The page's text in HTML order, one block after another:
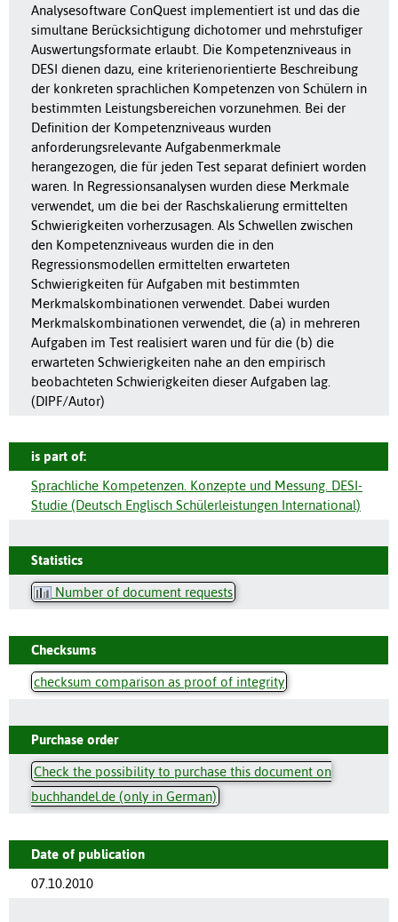
Analysesoftware ConQuest implementiert ist und das die
simultane Berücksichtigung dichotomer und mehrstufiger
Auswertungsformate erlaubt. Die Kompetenzniveaus in
DESI dienen dazu, eine kriterienorientierte Beschreibung
der konkreten sprachlichen Kompetenzen von Schülern in
bestimmten Leistungsbereichen vorzunehmen. Bei der
Definition der Kompetenzniveaus wurden
anforderungsrelevante Aufgabenmerkmale
herangezogen, die für jeden Test separat definiert worden
waren. In Regressionsanalysen wurden diese Merkmale
verwendet, um die bei der Raschskalierung ermittelten
Schwierigkeiten vorherzusagen. Als Schwellen zwischen
den Kompetenzniveaus wurden die in den
Regressionsmodellen ermittelten erwarteten
Schwierigkeiten für Aufgaben mit bestimmten
Merkmalskombinationen verwendet. Dabei wurden
Merkmalskombinationen verwendet, die (a) in mehreren
Aufgaben im Test realisiert waren und für die (b) die
erwarteten Schwierigkeiten nahe an den empirisch
beobachteten Schwierigkeiten dieser Aufgaben lag.
(DIPF/Autor)
is part of:
Sprachliche Kompetenzen. Konzepte und Messung. DESI-
Studie (Deutsch Englisch Schülerleistungen International)
Statistics
Number of document requests
Checksums
checksum comparison as proof of integrity
Purchase order
Check the possibility to purchase this document on
buchhandel.de (only in German)
Date of publication
07.10.2010